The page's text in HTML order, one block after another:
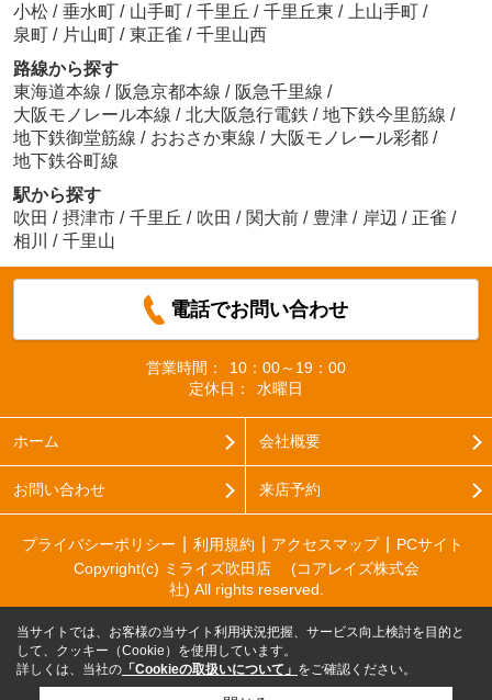
小松 / 垂水町 / 山手町 / 千里丘 / 千里丘東 / 上山手町 /
泉町 / 片山町 / 東正雀 / 千里山西
路線から探す
東海道本線 / 阪急京都本線 / 阪急千里線 /
大阪モノレール本線 / 北大阪急行電鉄 / 地下鉄今里筋線 /
地下鉄御堂筋線 / おおさか東線 / 大阪モノレール彩都 /
地下鉄谷町線
駅から探す
吹田 / 摂津市 / 千里丘 / 吹田 / 関大前 / 豊津 / 岸辺 / 正雀 /
相川
/ 千里山
電話でお問い合わせ
営業時間：
10：00～19：00
定休日：
水曜日
ホーム 会社概要
お問い合わせ 来店予約
プライバシーポリシー 利用規約 アクセスマップ
PCサイト
Copyright(c) ミライズ吹田店 (コアレイズ株式会
社) All rights reserved.
当サイトでは、お客様の当サイト利用状況把握、サービス向上検討を目的と
して、クッキー（Cookie）を使用しています。
詳しくは、当社の 「Cookieの取扱いについて」 をご確認ください。